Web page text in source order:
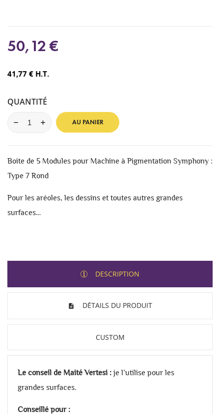
50,12 €
41,77 € H.T.
QUANTITÉ
AU PANIER
Boite de 5 Modules pour Machine à Pigmentation Symphony :
Type 7 Rond
Pour les aréoles, les dessins et toutes autres grandes
surfaces…
DESCRIPTION
DÉTAILS DU PRODUIT
CUSTOM
Le conseil de Maité Vertesi : je l’utilise pour les
grandes surfaces.
Conseillé pour :